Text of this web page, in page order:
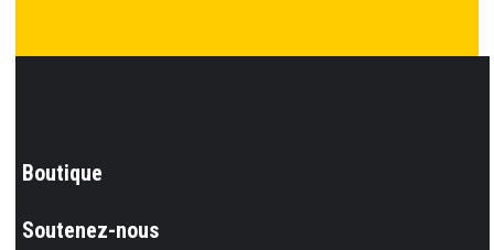
Boutique
Soutenez-nous